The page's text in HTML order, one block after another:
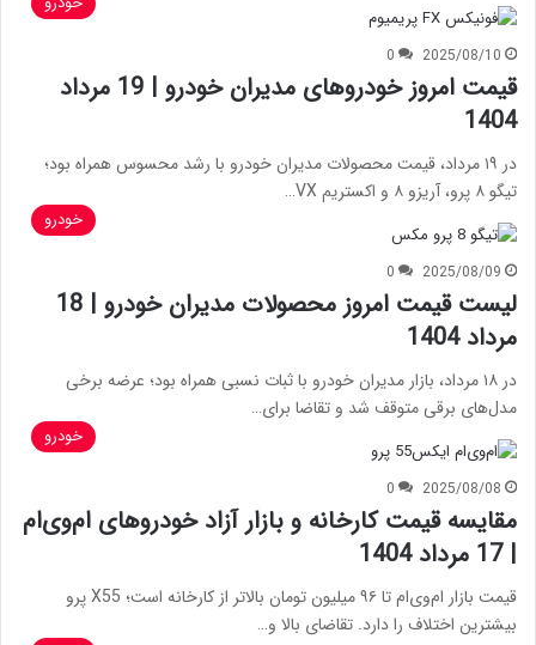
2025/08/10
0
قیمت امروز خودروهای مدیران خودرو | 19 مرداد
1404
در ۱۹ مرداد، قیمت محصولات مدیران خودرو با رشد محسوس همراه بود؛
تیگو ۸ پرو، آریزو ۸ و اکستریم VX…
خودرو
2025/08/09
0
لیست قیمت امروز محصولات مدیران خودرو | 18
مرداد 1404
در ۱۸ مرداد، بازار مدیران خودرو با ثبات نسبی همراه بود؛ عرضه برخی
مدل‌های برقی متوقف شد و تقاضا برای…
خودرو
2025/08/08
0
مقایسه قیمت کارخانه و بازار آزاد خودروهای ام‌وی‌ام
| 17 مرداد 1404
قیمت بازار ام‌وی‌ام تا ۹۶ میلیون تومان بالاتر از کارخانه است؛ X55 پرو
بیشترین اختلاف را دارد. تقاضای بالا و…